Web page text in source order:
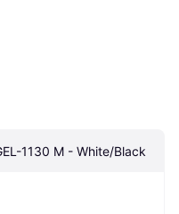
1130 M - White/Black